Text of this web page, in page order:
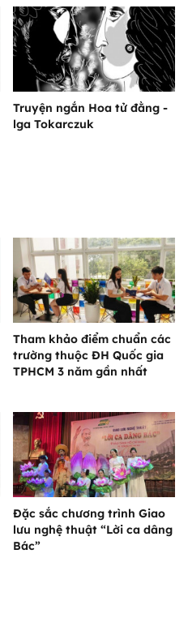
Truyện ngắn Hoa tử đằng -
lga Tokarczuk
Tham khảo điểm chuẩn các
trường thuộc ĐH Quốc gia
TPHCM 3 năm gần nhất
Đặc sắc chương trình Giao
lưu nghệ thuật “Lời ca dâng
Bác”